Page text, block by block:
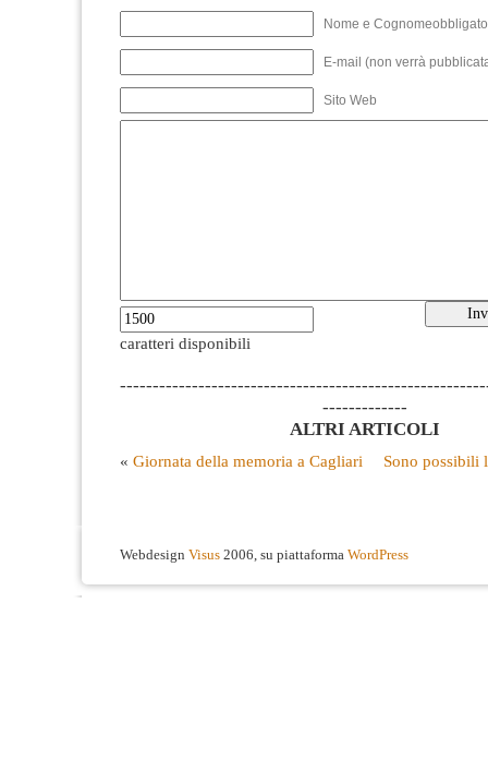
Nome e
E-mail (non verrà
Sito Web
caratteri disponibili
-------------
ALTRI ARTICOLI
« Giornata della memoria a Cagliari Sono possibili
Webdesign Visus 2006, su piattaforma WordPress